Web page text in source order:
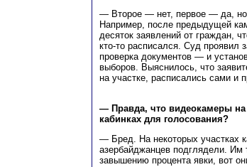
— Второе — нет, первое — да, но
Например, после предыдущей
десяток заявлений от граждан,
кто-то расписался. Суд проявил
проверка документов — и
выборов. Выяснилось, что
на участке, расписались сами и
— Правда, что видеокамеры на
кабинках для голосования?
— Бред. На некоторых участках
азербайджанцев подглядели. Им
завышению процента явки, вот